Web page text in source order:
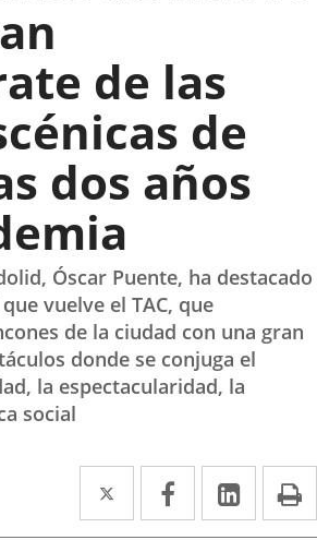
de las
de
dos años
Óscar Puente, ha destacado
vuelve el TAC, que
de la ciudad con una gran
donde se conjuga el
la espectacularidad, la
social
Twitter
Enlace
a
Facebook
Enlace
a
Enlace
a